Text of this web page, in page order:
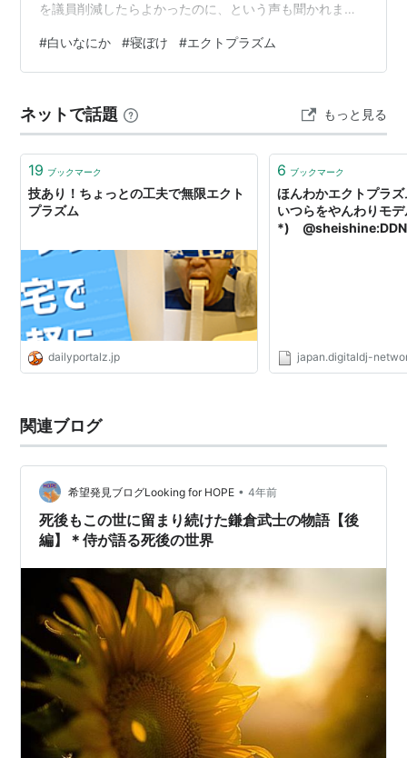
を議員削減したらよかったのに、という声も聞かれま
が決めてしまうってことでよくないと思うので、新しい
議員削減のやりかたを考えていました。 毎年１回か２回
くとやばいな」って人をぽちっと選んでそのポイントの
上位の人が削減されるシステムです。 緊張感があってみ
んなよく働くようになり、失言にも気をつけ…
#白いなにか #寝ぼけ #エクトプラズム
ネットで話題 もっと見る
19 ブックマーク
技あり！ちょっとの工夫で無限エクト
プラズム
dailyportalz.jp
6 ブックマーク
ほんわかエクトプラ
いつらをやんわりモ
*) @sheishine:DDN
japan.digitaldj-
関連ブログ
希望発見ブログLooking for HOPE • 4年前
死後もこの世に留まり続けた鎌倉武士の物語【後
編】＊侍が語る死後の世界